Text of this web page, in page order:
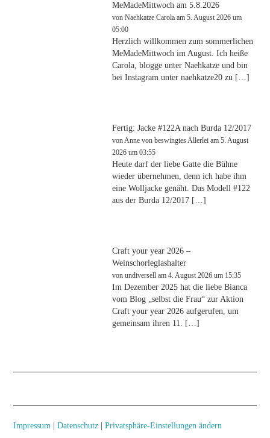
MeMadeMittwoch am 5.8.2026
vonNaehkatze Carola am 5. August 2026 um
05:00
Herzlich willkommen zum sommerlichen
MeMadeMittwoch im August. Ich heiße
Carola, blogge unter Naehkatze und bin
bei Instagram unter naehkatze20 zu […]
Fertig: Jacke #122A nach Burda 12/2017
vonAnne von beswingtes Allerlei am 5. August
2026 um 03:55
Heute darf der liebe Gatte die Bühne
wieder übernehmen, denn ich habe ihm
eine Wolljacke genäht. Das Modell #122
aus der Burda 12/2017 […]
Craft your year 2026 –
Weinschorleglashalter
vonundiversell am 4. August 2026 um 15:35
Im Dezember 2025 hat die liebe Bianca
vom Blog „selbst die Frau“ zur Aktion
Craft your year 2026 aufgerufen, um
gemeinsam ihren 11. […]
Impressum |Datenschutz |Privatsphäre-Einstellungen ändern